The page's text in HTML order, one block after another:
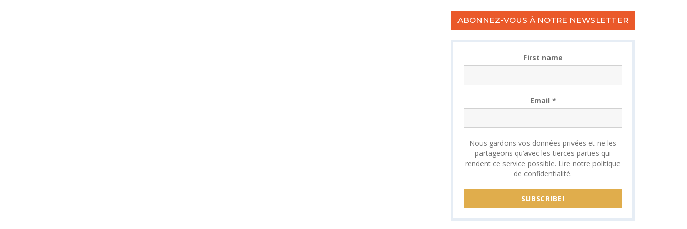
ABONNEZ-VOUS À NOTRE NEWSLETTER
First name
Email *
Nous gardons vos données privées et ne les
partageons qu’avec les tierces parties qui
rendent ce service possible. Lire notre politique
de confidentialité.